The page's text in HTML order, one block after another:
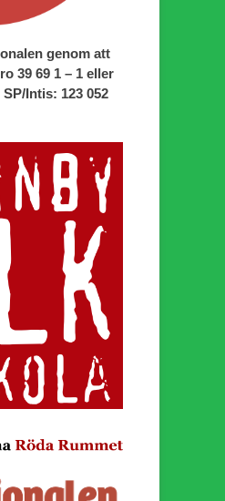
genom att
39 69 1 – 1 eller
Intis: 123 052